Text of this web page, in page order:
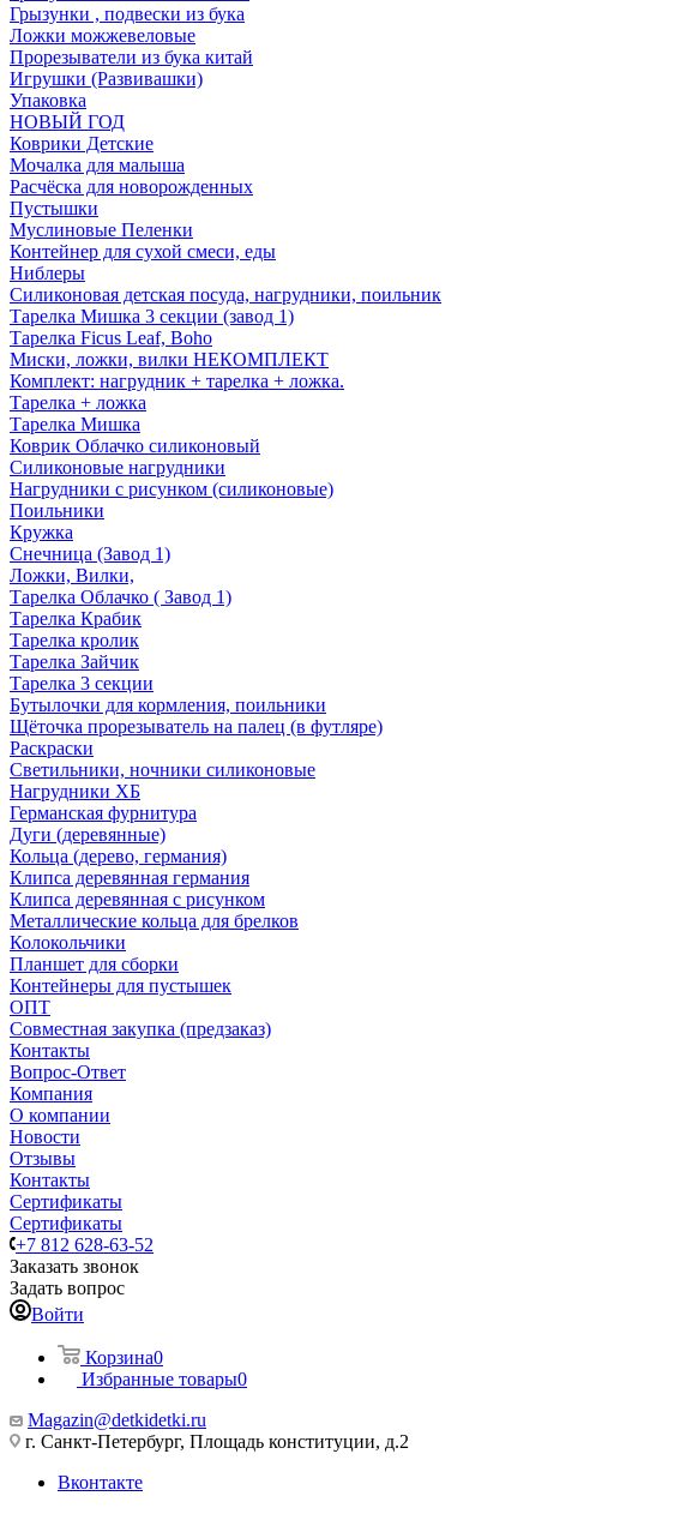
Грызунки , подвески из бука
Ложки можжевеловые
Прорезыватели из бука китай
Игрушки (Развивашки)
Упаковка
НОВЫЙ ГОД
Коврики Детские
Мочалка для малыша
Расчёска для новорожденных
Пустышки
Муслиновые Пеленки
Контейнер для сухой смеси, еды
Ниблеры
Силиконовая детская посуда, нагрудники, поильник
Тарелка Мишка 3 секции (завод 1)
Тарелка Ficus Leaf, Boho
Миски, ложки, вилки НЕКОМПЛЕКТ
Комплект: нагрудник + тарелка + ложка.
Тарелка + ложка
Тарелка Мишка
Коврик Облачко силиконовый
Силиконовые нагрудники
Нагрудники с рисунком (силиконовые)
Поильники
Кружка
Снечница (Завод 1)
Ложки, Вилки,
Тарелка Облачко ( Завод 1)
Тарелка Крабик
Тарелка кролик
Тарелка Зайчик
Тарелка 3 секции
Бутылочки для кормления, поильники
Щёточка прорезыватель на палец (в футляре)
Раскраски
Светильники, ночники силиконовые
Нагрудники ХБ
Германская фурнитура
Дуги (деревянные)
Кольца (дерево, германия)
Клипса деревянная германия
Клипса деревянная с рисунком
Металлические кольца для брелков
Колокольчики
Планшет для сборки
Контейнеры для пустышек
ОПТ
Совместная закупка (предзаказ)
Контакты
Вопрос-Ответ
Компания
О компании
Новости
Отзывы
Контакты
Сертификаты
Сертификаты
+7 812 628-63-52
Заказать звонок
Задать вопрос
Войти
Корзина0
Избранные товары0
Magazin@detkidetki.ru
г. Санкт-Петербург, Площадь конституции, д.2
Вконтакте